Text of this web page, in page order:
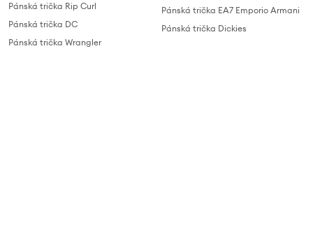
Pánská trička Rip Curl
Pánská trička DC
Pánská trička Wrangler
Pánská trička EA7 Emporio Armani
Pánská trička Dickies